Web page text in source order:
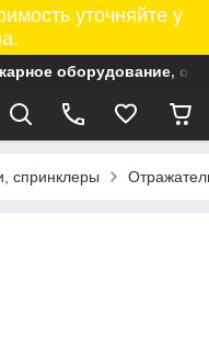
уточняйте у
оборудование,
спринклеры